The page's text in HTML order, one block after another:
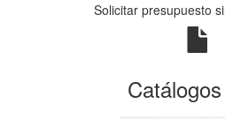
Solicitar presupuesto